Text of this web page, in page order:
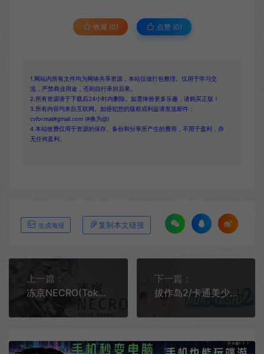
收藏 (0) 点赞 (0)
1.网站内所有文件均为网络共享资源，本站仅做打包整理。仅用于学习交
流，严禁商业用途，否则自行承担后果。
2.所有资源请于下载后24小时内删除。如需体验更多乐趣，请购买正版！
3.所有内容均来自互联网。如侵犯您的版权或利益请发送邮件：
cvformat#gmail.com (#换为@)
4.本站收费仅用于资源的保存、备份和分享所产生的费用，不用于盈利，亦
无任何盈利。
生成海报 复制本文链接
上一篇：
冻京NECRO(Tokyo Necro)冒险剧情视觉小说游戏|下载
下一篇：
拔作岛2/卡通美少女视觉小说游戏 NUKITASHI 2 下载